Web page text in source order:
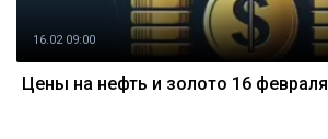
16.02 09:00
Цены на нефть и золото 16 февраля